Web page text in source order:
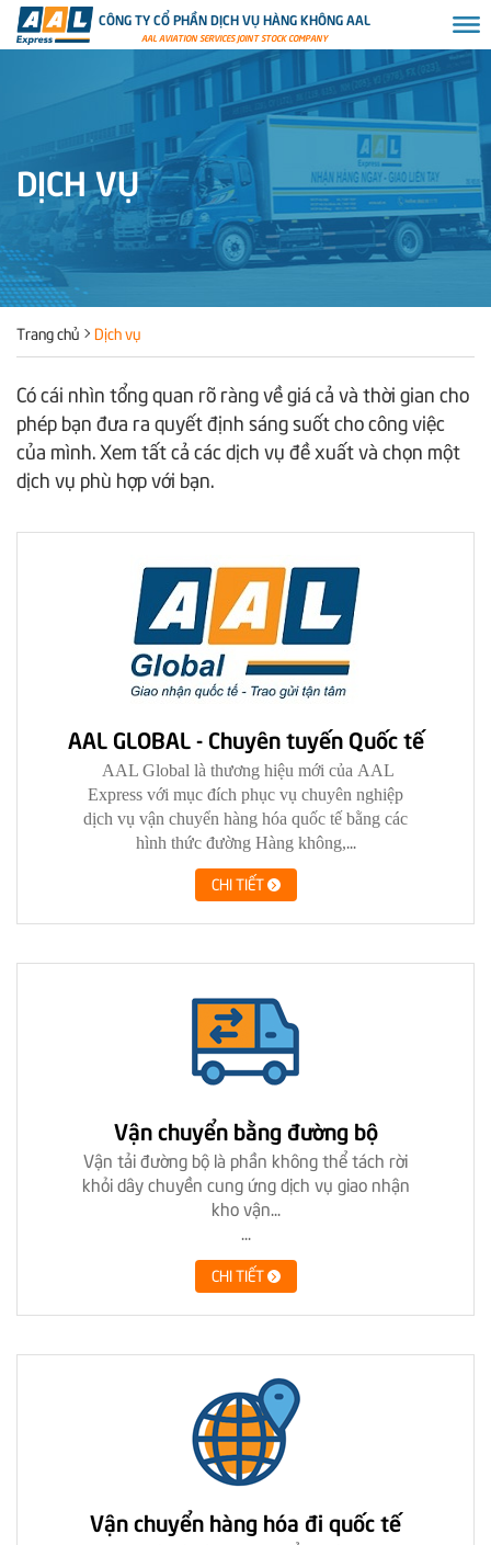
CÔNG TY CỔ PHẦN DỊCH VỤ HÀNG KHÔNG AAL
AAL AVIATION SERVICES JOINT STOCK COMPANY
DỊCH VỤ
Trang chủ Dịch vụ
Có cái nhìn tổng quan rõ ràng về giá cả và thời gian cho
phép bạn đưa ra quyết định sáng suốt cho công việc
của mình. Xem tất cả các dịch vụ đề xuất và chọn một
dịch vụ phù hợp với bạn.
AAL GLOBAL - Chuyên tuyến Quốc tế
AAL Global là thương hiệu mới của AAL
Express với mục đích phục vụ chuyên nghiệp
dịch vụ vận chuyển hàng hóa quốc tế bằng các
hình thứcđường Hàng không,
CHI TIẾT
Vận chuyển bằng đường bộ
Vận tải đường bộ là phần không thể tách rời
khỏi dây chuyền cung ứng dịch vụ giao nhận
kho vận...
CHI TIẾT
Vận chuyển hàng hóa đi quốc tế